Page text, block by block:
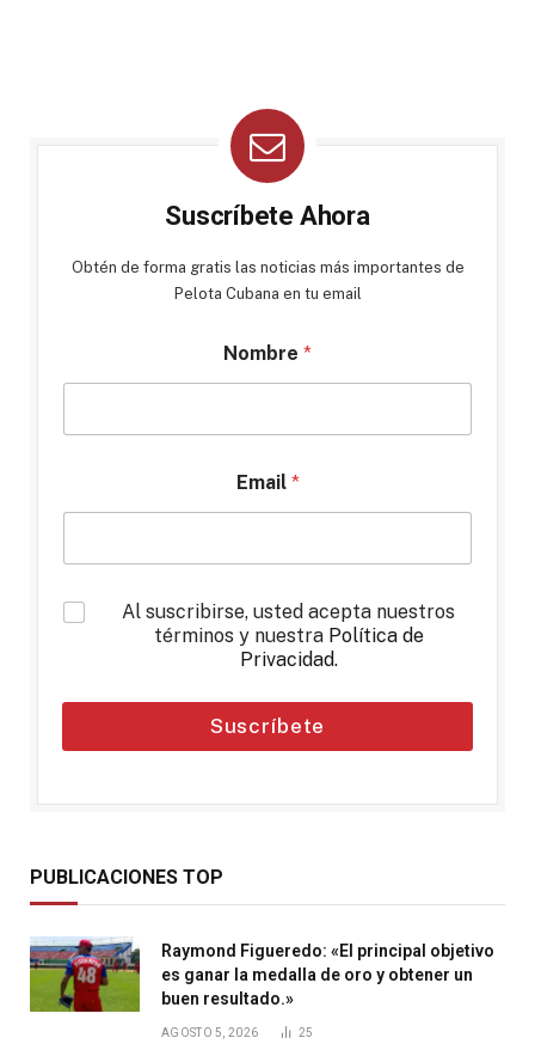
Suscríbete Ahora
Obtén de forma gratis las noticias más importantes de
Pelota Cubana en tu email
Nombre *
Email *
*
Al suscribirse, usted acepta nuestros
términos y nuestra Política de
Privacidad.
Suscríbete
PUBLICACIONES TOP
Raymond Figueredo: «El principal objetivo
es ganar la medalla de oro y obtener un
buen resultado.»
AGOSTO 5, 2026 25